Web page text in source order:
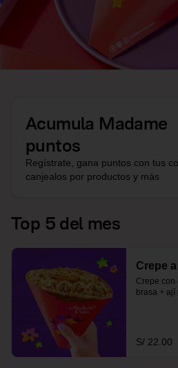
Acumula Madame
puntos
Regístrate, gana puntos con tus
canjealos por productos y más
Top 5 del mes
Crepe
Crepe con
brasa +
S/ 22.00